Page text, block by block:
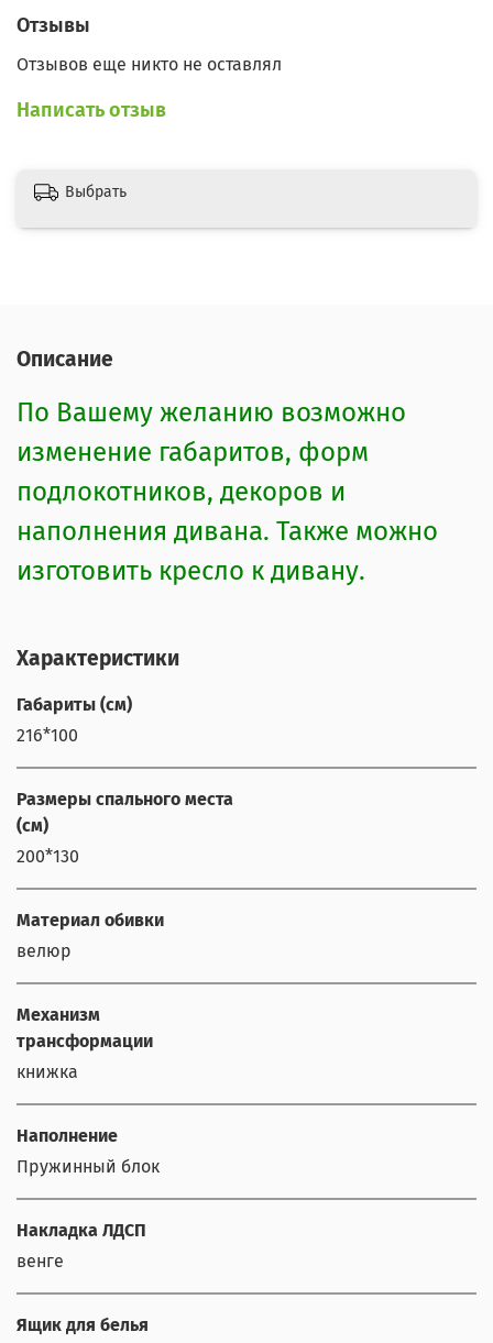
Отзывы
Отзывов еще никто не оставлял
Написать отзыв
Выбрать
Описание
По Вашему желанию возможно
изменение габаритов, форм
подлокотников, декоров и
наполнения дивана. Также можно
изготовить кресло к дивану.
Характеристики
Габариты (см)
216*100
Размеры спального места
(см)
200*130
Материал обивки
велюр
Механизм
трансформации
книжка
Наполнение
Пружинный блок
Накладка ЛДСП
венге
Ящик для белья